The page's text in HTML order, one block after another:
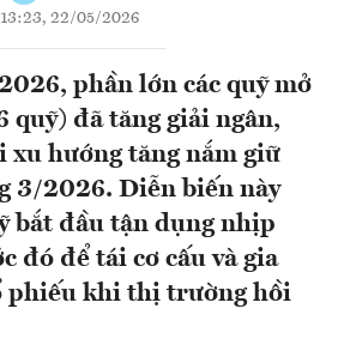
13:23, 22/05/2026
phần lớn các quỹ mở
quỹ) đã tăng giải ngân,
xu hướng tăng nắm giữ
3/2026. Diễn biến này
bắt đầu tận dụng nhịp
đó để tái cơ cấu và gia
phiếu khi thị trường hồi